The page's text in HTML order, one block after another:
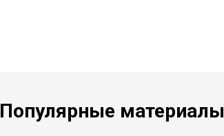
Популярные материалы